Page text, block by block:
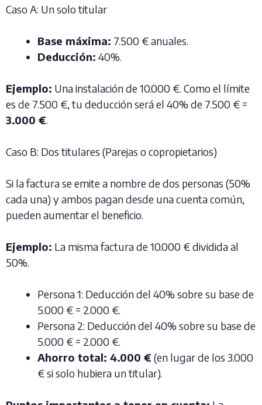
Caso A: Un solo titular
Base máxima: 7.500 € anuales.
Deducción: 40%.
Ejemplo: Una instalación de 10.000 €. Como el límite
es de 7.500 €, tu deducción será el 40% de 7.500 € =
3.000 €.
Caso B: Dos titulares (Parejas o copropietarios)
Si la factura se emite a nombre de dos personas (50%
cada una) y ambos pagan desde una cuenta común,
pueden aumentar el beneficio.
Ejemplo: La misma factura de 10.000 € dividida al
50%.
Persona 1: Deducción del 40% sobre su base de
5.000 € = 2.000 €.
Persona 2: Deducción del 40% sobre su base de
5.000 € = 2.000 €.
Ahorro total: 4.000 € (en lugar de los 3.000
€ si solo hubiera un titular).